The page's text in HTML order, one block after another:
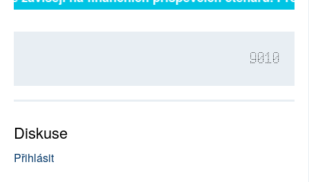
9010
Diskuse
Přihlásit